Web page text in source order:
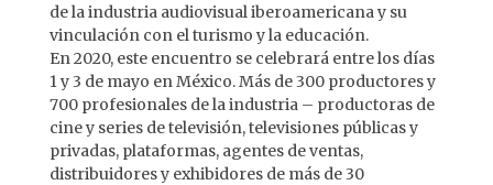
de la industria audiovisual iberoamericana y su
vinculación con el turismo y la educación.
En 2020, este encuentro se celebrará entre los días
1 y 3 de mayo en México. Más de 300 productores y
700 profesionales de la industria – productoras de
cine y series de televisión, televisiones públicas y
privadas, plataformas, agentes de ventas,
distribuidores y exhibidores de más de 30